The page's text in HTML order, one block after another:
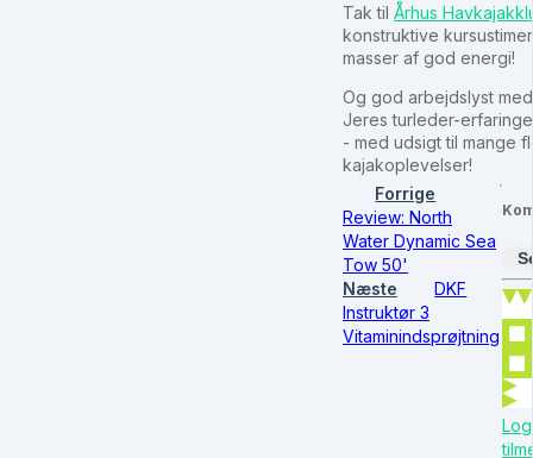
Tak til Århus
konstruktive
masser af god energi!
Og god arbejdslyst
Jeres turleder-
- med udsigt til mange
kajakoplevelser!
Forrige
Review: North
Water Dynamic Sea
Tow 50'
Næste
DKF
Instruktør 3
Vitaminindsprøjtning